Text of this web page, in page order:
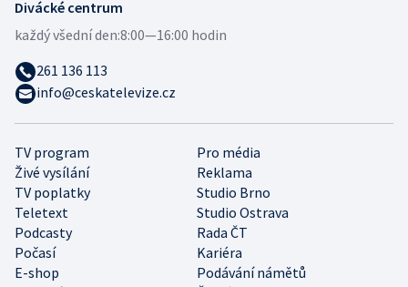
TV program
Pro média
Živé vysílání
Reklama
TV poplatky
Studio Brno
Teletext
Studio Ostrava
Podcasty
Rada ČT
Počasí
Kariéra
E-shop
Podávání námětů
Divácké centrum
každý všední den:8:00—16:00 hodin
261 136 113
info@ceskatelevize.cz